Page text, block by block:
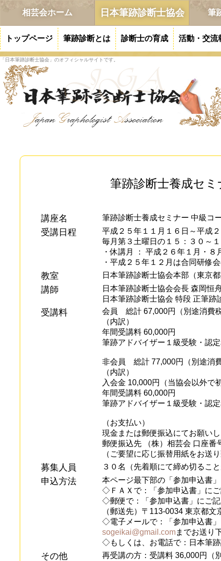
相芸会ホーム 日本筆跡診断士協会 筆
トップページ 筆跡診断とは 診断士の育成 活動・交流
「日本筆跡診断士協会」のオフィシャルサイトです。
筆跡診断士養成セ
講座名 筆跡診断士養成セミナー 中級コ
受講日程
平成２５年１１月１６日～平成
毎月第３土曜日の１５：３０～
・休講月 ： 平成２６年１月・８
・平成２５年１２月は合同研修
教室 日本筆跡診断士協会本部（東京
講師
日本筆跡診断士協会会長 森岡恒
日本筆跡診断士協会 特段 正筆
受講料
会員 総計 67,000円（別途消費
（内訳）
年間受講料 60,000円
筆跡アドバイザー１級受験・認
非会員 総計 77,000円（別途消
（内訳）
入会金 10,000円（当協会以外で
年間受講料 60,000円
筆跡アドバイザー１級受験・認
（お支払い）
現金または郵便振込にてお願い
郵便振込先 （株）相芸会 口座番
（ご要望に応じ振替用紙をお送
募集人員 ３０名（先着順にて締め切るこ
申込方法
本ページ最下部の「参加申込書
◇ＦＡＸで：「参加申込書」に
◇郵便で：「参加申込書」にご
（郵送先）〒113-0034 東京都
◇電子メールで：「参加申込書
sogeikai@gmail.comまでお送り
◇もしくは、お電話で：日本筆
その他 再受講の方：受講料 36,000円（